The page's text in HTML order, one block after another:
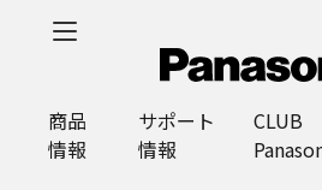
商品
情報
サポート
情報
CLUB